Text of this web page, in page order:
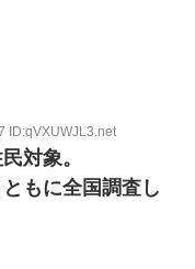
ID:qVXUWJL3.net
対象。
もに全国調査し